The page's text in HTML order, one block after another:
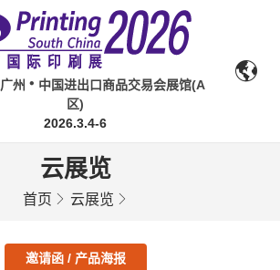
广州
中国进出口商品交易会展馆(A
区)
2026.3.4-6
云展览
首页 云展览
邀请函 / 产品海报